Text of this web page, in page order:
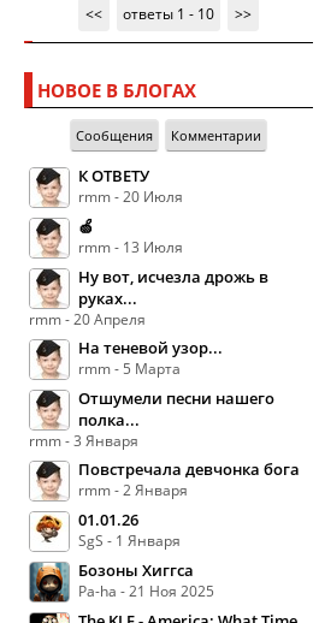
<<
ответы 1 - 10 >>
НОВОЕ В БЛОГАХ
Сообщения Комментарии
К ОТВЕТУ
rmm - 20 Июля
🍏
rmm - 13 Июля
Ну вот, исчезла дрожь в
руках...
rmm - 20 Апреля
На теневой узор...
rmm - 5 Марта
Отшумели песни нашего
полка...
rmm - 3 Января
Повстречала девчонка бога
rmm - 2 Января
01.01.26
SgS - 1 Января
Бозоны Хиггса
Pa-ha - 21 Ноя 2025